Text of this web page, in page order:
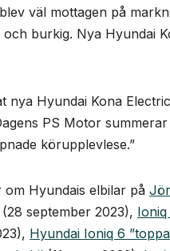
väl mottagen på
burkig. Nya Hyundai
nya Hyundai Kona
PS Motor
körupplevlese.”
Hyundais elbilar på
(28 september 2023),
Hyundai Ioniq 6